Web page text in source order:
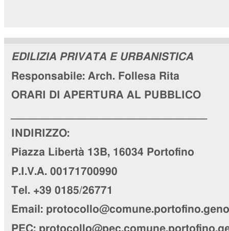
EDILIZIA PRIVATA E URBANISTICA
Responsabile: Arch. Follesa Rita
ORARI DI APERTURA AL PUBBLICO
INDIRIZZO:
Piazza Libertà 13B, 16034 Portofino
P.I.V.A. 00171700990
Tel. +39 0185/26771
Email:
PEC: